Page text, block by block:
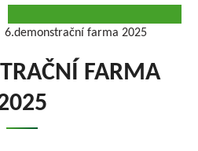
6.demonstrační farma 2025
FARMA